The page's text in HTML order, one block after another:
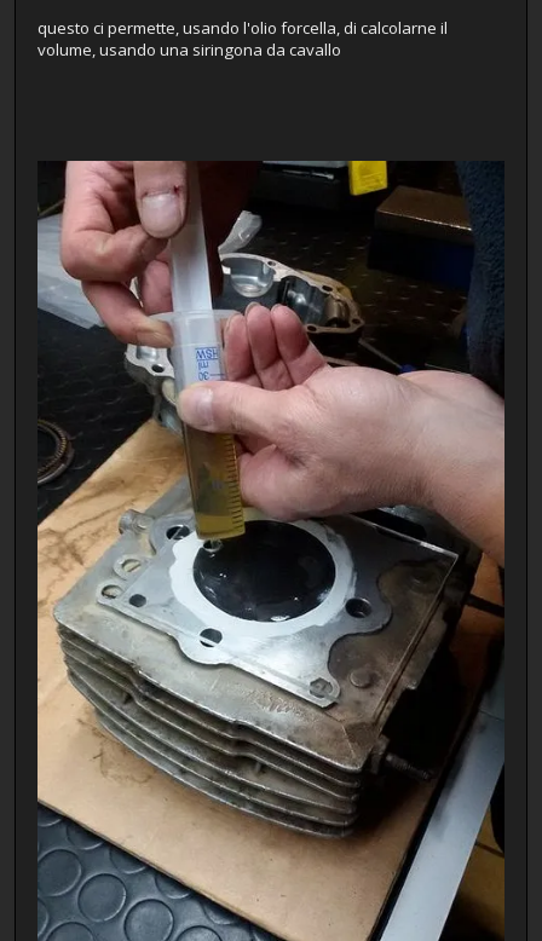
questo ci permette, usando l'olio forcella, di calcolarne il
volume, usando una siringona da cavallo